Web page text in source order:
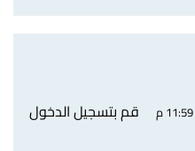
قم بتسجيل الدخول